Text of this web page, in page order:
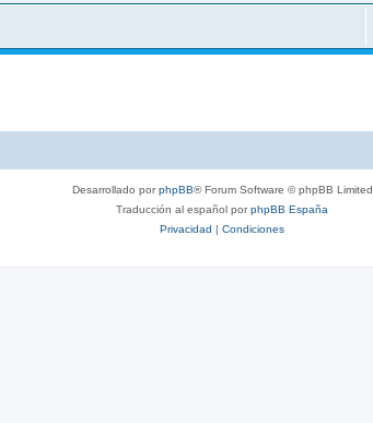
Desarrollado porphpBB® Forum Software © phpBB Limited
Traducción al español porphpBB España
Privacidad | Condiciones